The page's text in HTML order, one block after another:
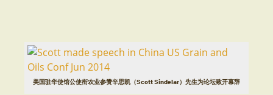
美国驻华使馆公使衔农业参赞辛思凯（Scott Sindelar）先生为论坛致开幕辞